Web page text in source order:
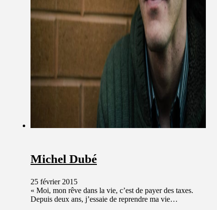
Michel Dubé
25 février 2015
« Moi, mon rêve dans la vie, c’est de payer des taxes.
Depuis deux ans, j’essaie de reprendre ma vie…